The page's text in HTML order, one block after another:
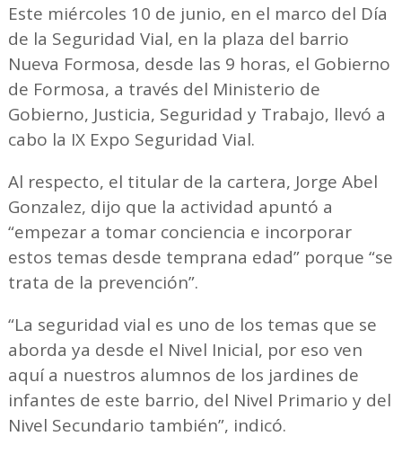
Este miércoles 10 de junio, en el marco del Día
de la Seguridad Vial, en la plaza del barrio
Nueva Formosa, desde las 9 horas, el Gobierno
de Formosa, a través del Ministerio de
Gobierno, Justicia, Seguridad y Trabajo, llevó a
cabo la IX Expo Seguridad Vial.
Al respecto, el titular de la cartera, Jorge Abel
Gonzalez, dijo que la actividad apuntó a
“empezar a tomar conciencia e incorporar
estos temas desde temprana edad” porque “se
trata de la prevención”.
“La seguridad vial es uno de los temas que se
aborda ya desde el Nivel Inicial, por eso ven
aquí a nuestros alumnos de los jardines de
infantes de este barrio, del Nivel Primario y del
Nivel Secundario también”, indicó.